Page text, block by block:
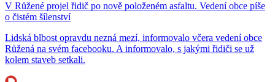
V Růžené projel řidič po nově položeném asfaltu. Vedení obce píše
o čistém šílenství
Lidská blbost opravdu nezná mezí, informovalo včera vedení obce
Růžená na svém facebooku. A informovalo, s jakými řidiči se už
kolem staveb setkali.